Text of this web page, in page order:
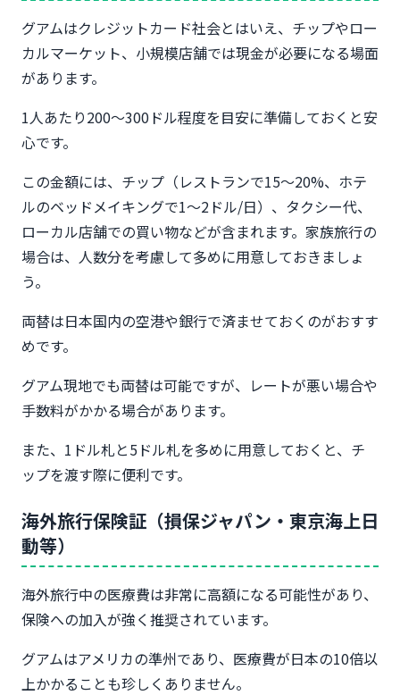
グアムはクレジットカード社会とはいえ、チップやロー
カルマーケット、小規模店舗では現金が必要になる場面
があります。
1人あたり200〜300ドル程度を目安に準備しておくと安
心です。
この金額には、チップ（レストランで15〜20%、ホテ
ルのベッドメイキングで1〜2ドル/日）、タクシー代、
ローカル店舗での買い物などが含まれます。家族旅行の
場合は、人数分を考慮して多めに用意しておきましょ
う。
両替は日本国内の空港や銀行で済ませておくのがおすす
めです。
グアム現地でも両替は可能ですが、レートが悪い場合や
手数料がかかる場合があります。
また、1ドル札と5ドル札を多めに用意しておくと、チ
ップを渡す際に便利です。
海外旅行保険証（損保ジャパン・東京海上日
動等）
海外旅行中の医療費は非常に高額になる可能性があり、
保険への加入が強く推奨されています。
グアムはアメリカの準州であり、医療費が日本の10倍以
上かかることも珍しくありません。